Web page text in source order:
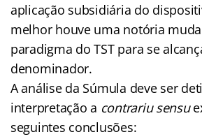
aplicação subsidiária do
melhor houve uma notória
paradigma do TST para se
denominador.
A análise da Súmula deve ser
interpretação a contrariu sensu
seguintes conclusões: